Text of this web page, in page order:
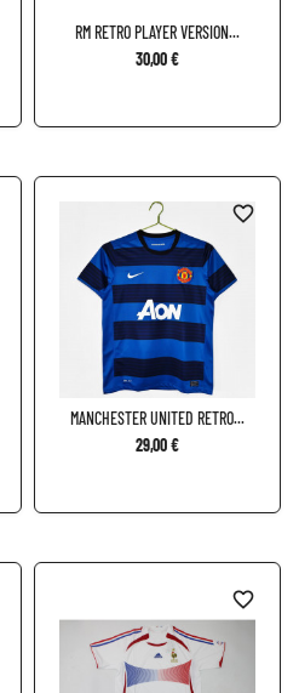
RM RETRO PLAYER VERSION...
30,00 €
MANCHESTER UNITED RETRO...
29,00 €
favorite_border
favorite_border